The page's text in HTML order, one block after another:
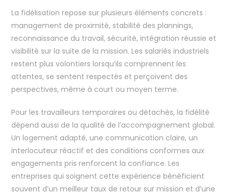
La fidélisation repose sur plusieurs éléments concrets :
management de proximité, stabilité des plannings,
reconnaissance du travail, sécurité, intégration réussie et
visibilité sur la suite de la mission. Les salariés industriels
restent plus volontiers lorsqu’ils comprennent les
attentes, se sentent respectés et perçoivent des
perspectives, même à court ou moyen terme.
Pour les travailleurs temporaires ou détachés, la fidélité
dépend aussi de la qualité de l’accompagnement global.
Un logement adapté, une communication claire, un
interlocuteur réactif et des conditions conformes aux
engagements pris renforcent la confiance. Les
entreprises qui soignent cette expérience bénéficient
souvent d’un meilleur taux de retour sur mission et d’une